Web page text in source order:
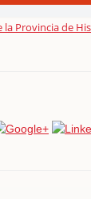
Provincia de